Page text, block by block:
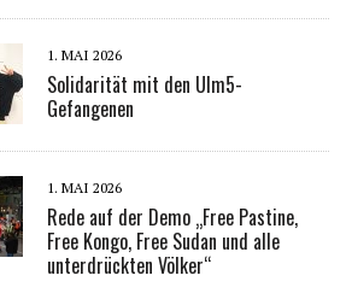
1. MAI 2026
Solidarität mit den Ulm5-
Gefangenen
1. MAI 2026
Rede auf der Demo „Free Pastine,
Free Kongo, Free Sudan und alle
unterdrückten Völker“